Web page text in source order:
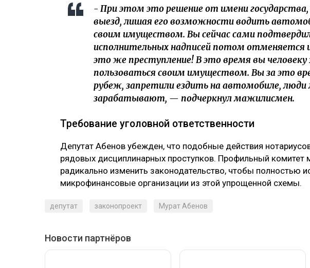
- При этом это решение от имени государства,
выезд, лишая его возможности водить
своим имуществом. Вы сейчас сами
исполнительных надписей потом отменяется
это же преступление! В это время вы человеку
пользоваться своим имуществом. Вы за это
рубеж, запретили ездить на автомобиле,
зарабатывают, — подчеркнул мажилисмен.
Требование уголовной ответственности
Депутат Абенов убежден, что подобные действия
рядовых дисциплинарных проступков. Профильный
радикально изменить законодательство, чтобы полностью
микрофинансовые организации из этой упрощенной схемы.
депутат законопроект Мурат Абенов